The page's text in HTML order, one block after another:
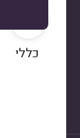
10
כללי